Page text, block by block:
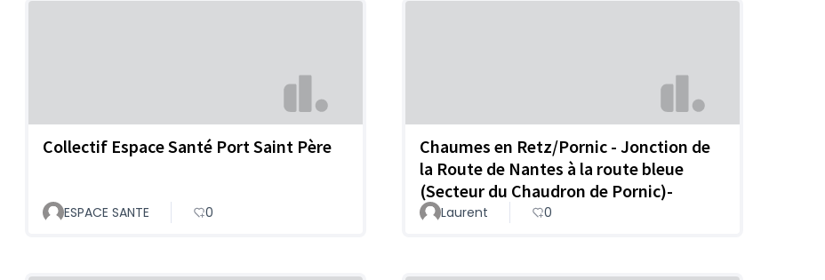
Collectif Espace Santé Port Saint Père
ESPACE SANTE 0
Chaumes en Retz/Pornic - Jonction de
la Route de Nantes à la route bleue
(Secteur du Chaudron de Pornic)-
Laurent 0